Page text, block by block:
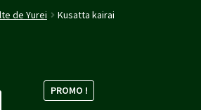
Success Page Validation de la commande
de Yurei Kusatta kairai
PROMO !